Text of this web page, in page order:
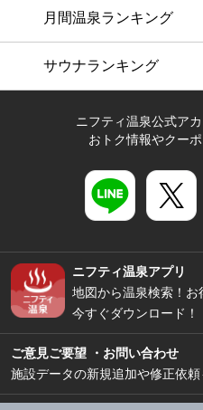
月間温泉ランキング
サウナランキング
ニフティ温泉公式ア
おトク情報やクー
ニフティ温泉アプリ
地図から温泉検索！お
今すぐダウンロード！
ご意見ご要望 ・お問い合わせ
施設データの新規追加や修正依頼